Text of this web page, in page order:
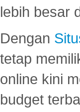
lebih besar
Dengan
tetap
online kini
budget